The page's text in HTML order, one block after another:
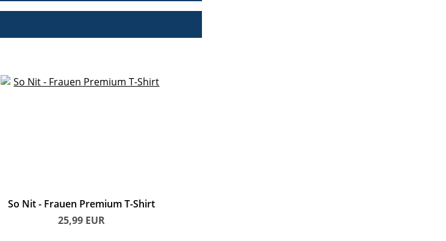
So Nit
Frauen Premium T-Shirt
25,99 EUR